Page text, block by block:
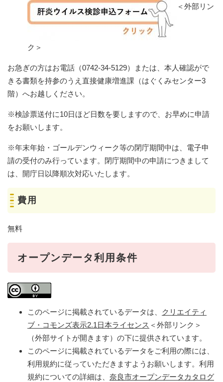
＜外部リン
ク＞
お急ぎの方はお電話（0742-34-5129）または、本人確認がで
きる書類を持参のうえ直接健康増進課（はぐくみセンター3
階）へお越しください。
※検診票送付に10日ほど日数を要しますので、お早めに申請
をお願いします。
※年末年始・ゴールデンウィーク等の閉庁期間中は、電子申
請の受付のみ行っています。閉庁期間中の申請につきまして
は、開庁日以降順次対応いたします。​
費用
無料
オープンデータ利用条件
このページに掲載されているデータは、
クリエイティ
ブ・コモンズ表示2.1日本ライセンス ＜外部リンク＞
（外部サイトが開きます）の下に提供されています。
このページに掲載されているデータをご利用の際には、
利用規約に従っていただきますようお願いします。利用
規約についての詳細は、 奈良市オープンデータカタログ